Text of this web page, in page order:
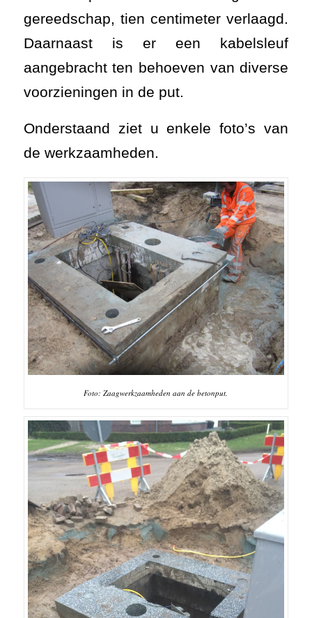
gereedschap, tien centimeter verlaagd.
Daarnaast is er een kabelsleuf
aangebracht ten behoeven van diverse
voorzieningen in de put.
Onderstaand ziet u enkele foto’s van
de werkzaamheden.
Foto: Zaagwerkzaamheden aan de betonput.